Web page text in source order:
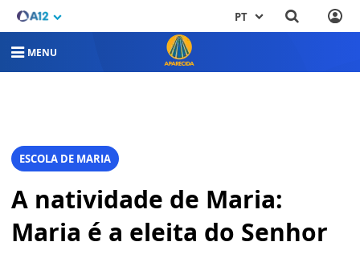
PT
MENU
ESCOLA DE MARIA
A natividade de Maria:
Maria é a eleita do Senhor